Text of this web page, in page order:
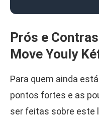
Prós e
Move Youly
Para quem ainda
pontos fortes e as
ser feitas sobre este